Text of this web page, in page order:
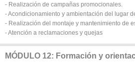
- Realización de campañas promocionales.
- Acondicionamiento y ambientación del lugar
- Realización del montaje y mantenimiento de
- Atención a reclamaciones y quejas
MÓDULO 12: Formación y